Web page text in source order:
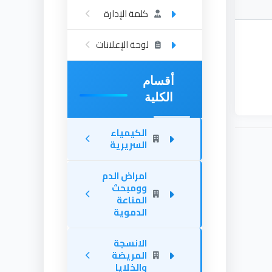
كلمة الإدارة
لوحة الإعلانات
أقسام
الكلية
الكيمياء
السريرية
امراض الدم
وومبحث
المناعة
الدموية
الانسجة
المريضة
والخلايا